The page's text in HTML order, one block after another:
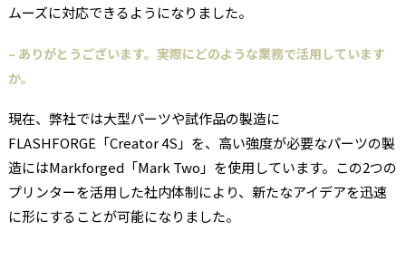
ムーズに対応できるようになりました。
– ありがとうございます。実際にどのような業務で活用しています
か。
現在、弊社では大型パーツや試作品の製造に
FLASHFORGE「Creator 4S」を、高い強度が必要なパーツの製
造にはMarkforged「Mark Two」を使用しています。この2つの
プリンターを活用した社内体制により、新たなアイデアを迅速
に形にすることが可能になりました。